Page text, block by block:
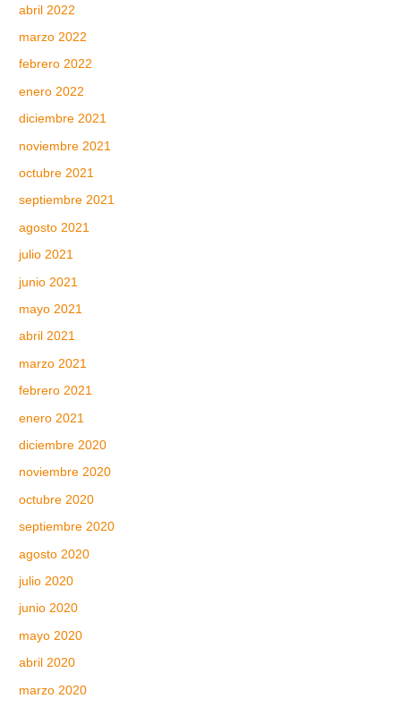
abril 2022
marzo 2022
febrero 2022
enero 2022
diciembre 2021
noviembre 2021
octubre 2021
septiembre 2021
agosto 2021
julio 2021
junio 2021
mayo 2021
abril 2021
marzo 2021
febrero 2021
enero 2021
diciembre 2020
noviembre 2020
octubre 2020
septiembre 2020
agosto 2020
julio 2020
junio 2020
mayo 2020
abril 2020
marzo 2020